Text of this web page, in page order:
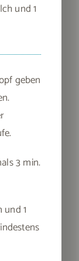
und 1
geben
3 min.
1